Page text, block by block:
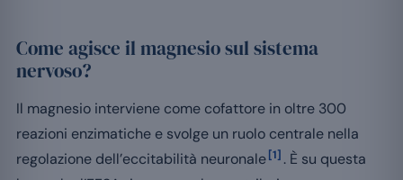
Come agisce il magnesio sul sistema
nervoso?
Il magnesio interviene come cofattore in oltre 300
reazioni enzimatiche e svolge un ruolo centrale nella
regolazione dell’eccitabilità neuronale[1] . È su questa